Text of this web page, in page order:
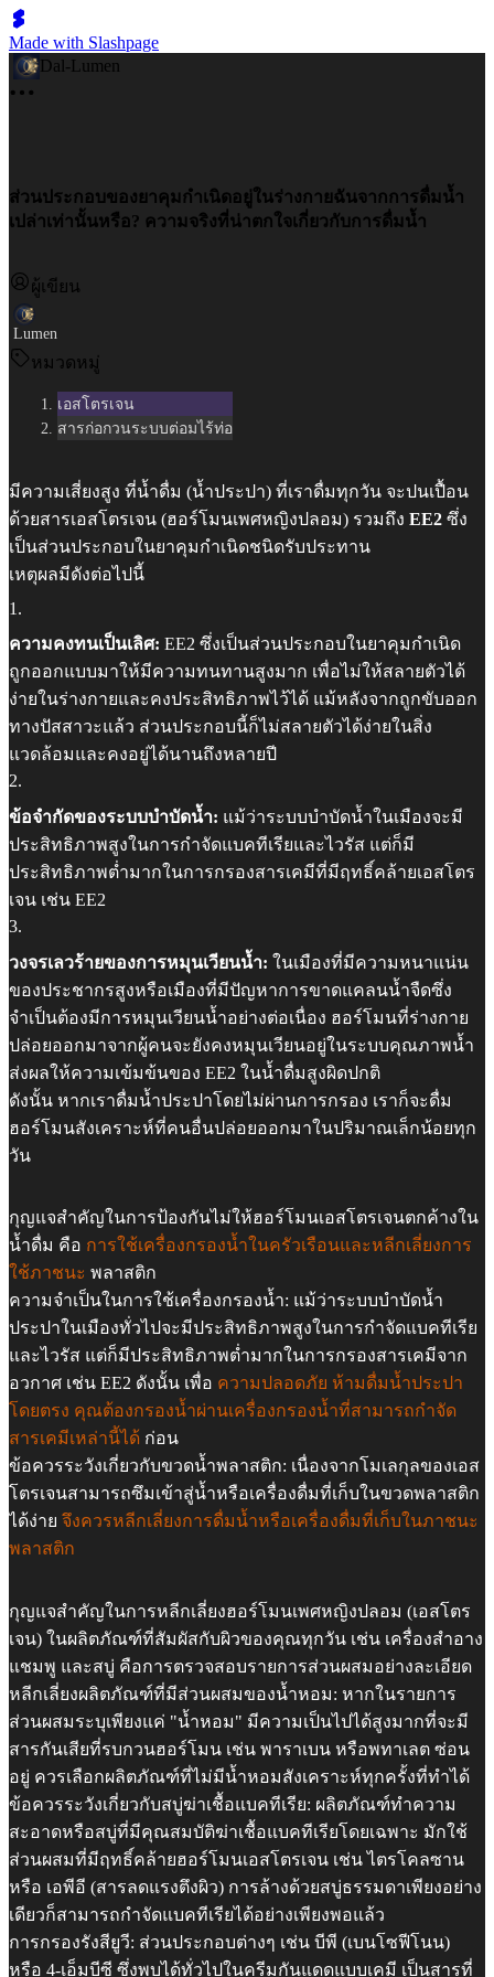
Made with Slashpage
Dal-Lumen
ส่วนประกอบของยาคุมกำเนิดอยู่ในร่างกายฉันจากการดื่มน้ำ
เปล่าเท่านั้นหรือ? ความจริงที่น่าตกใจเกี่ยวกับการดื่มน้ำ
ผู้เขียน
Lumen
หมวดหมู่
เอสโตรเจน
สารก่อกวนระบบต่อมไร้ท่อ
มีความเสี่ยงสูง ที่น้ำดื่ม (น้ำประปา) ที่เราดื่มทุกวัน จะปนเปื้อน
ด้วยสารเอสโตรเจน (ฮอร์โมนเพศหญิงปลอม) รวมถึง EE2 ซึ่ง
เป็นส่วนประกอบในยาคุมกำเนิดชนิดรับประทาน
เหตุผลมีดังต่อไปนี้
1 .
ความคงทนเป็นเลิศ: EE2 ซึ่งเป็นส่วนประกอบในยาคุมกำเนิด
ถูกออกแบบมาให้มีความทนทานสูงมาก เพื่อไม่ให้สลายตัวได้
ง่ายในร่างกายและคงประสิทธิภาพไว้ได้ แม้หลังจากถูกขับออก
ทางปัสสาวะแล้ว ส่วนประกอบนี้ก็ไม่สลายตัวได้ง่ายในสิ่ง
แวดล้อมและคงอยู่ได้นานถึงหลายปี
2.
ข้อจำกัดของระบบบำบัดน้ำ: แม้ว่าระบบบำบัดน้ำในเมืองจะมี
ประสิทธิภาพสูงในการกำจัดแบคทีเรียและไวรัส แต่ก็มี
ประสิทธิภาพต่ำมากในการกรองสารเคมีที่มีฤทธิ์คล้ายเอสโตร
เจน เช่น EE2
3.
วงจรเลวร้ายของการหมุนเวียนน้ำ: ในเมืองที่มีความหนาแน่น
ของประชากรสูงหรือเมืองที่มีปัญหาการขาดแคลนน้ำจืดซึ่ง
จำเป็นต้องมีการหมุนเวียนน้ำอย่างต่อเนื่อง ฮอร์โมนที่ร่างกาย
ปล่อยออกมาจากผู้คนจะยังคงหมุนเวียนอยู่ในระบบคุณภาพน้ำ
ส่งผลให้ความเข้มข้นของ EE2 ในน้ำดื่มสูงผิดปกติ
ดังนั้น หากเราดื่มน้ำประปาโดยไม่ผ่านการกรอง เราก็จะดื่ม
ฮอร์โมนสังเคราะห์ที่คนอื่นปล่อยออกมาในปริมาณเล็กน้อยทุก
วัน
กุญแจสำคัญในการป้องกันไม่ให้ฮอร์โมนเอสโตรเจนตกค้างใน
น้ำดื่ม คือ การใช้เครื่องกรองน้ำในครัวเรือนและหลีกเลี่ยงการ
ใช้ภาชนะ พลาสติก
ความจำเป็นในการใช้เครื่องกรองน้ำ: แม้ว่าระบบบำบัดน้ำ
ประปาในเมืองทั่วไปจะมีประสิทธิภาพสูงในการกำจัดแบคทีเรีย
และไวรัส แต่ก็มีประสิทธิภาพต่ำมากในการกรองสารเคมีจาก
อวกาศ เช่น EE2 ดังนั้น เพื่อ ความปลอดภัย ห้ามดื่มน้ำประปา
โดยตรง คุณต้องกรองน้ำผ่านเครื่องกรองน้ำที่สามารถกำจัด
สารเคมีเหล่านี้ได้ ก่อน
ข้อควรระวังเกี่ยวกับขวดน้ำพลาสติก: เนื่องจากโมเลกุลของเอส
โตรเจนสามารถซึมเข้าสู่น้ำหรือเครื่องดื่มที่เก็บในขวดพลาสติก
ได้ง่าย จึงควรหลีกเลี่ยงการดื่มน้ำหรือเครื่องดื่มที่เก็บในภาชนะ
พลาสติก
กุญแจสำคัญในการหลีกเลี่ยงฮอร์โมนเพศหญิงปลอม (เอสโตร
เจน) ในผลิตภัณฑ์ที่สัมผัสกับผิวของคุณทุกวัน เช่น เครื่องสำอาง
แชมพู และสบู่ คือการตรวจสอบรายการส่วนผสมอย่างละเอียด
หลีกเลี่ยงผลิตภัณฑ์ที่มีส่วนผสมของน้ำหอม: หากในรายการ
ส่วนผสมระบุเพียงแค่ "น้ำหอม" มีความเป็นไปได้สูงมากที่จะมี
สารกันเสียที่รบกวนฮอร์โมน เช่น พาราเบน หรือพทาเลต ซ่อน
อยู่ ควรเลือกผลิตภัณฑ์ที่ไม่มีน้ำหอมสังเคราะห์ทุกครั้งที่ทำได้
ข้อควรระวังเกี่ยวกับสบู่ฆ่าเชื้อแบคทีเรีย: ผลิตภัณฑ์ทำความ
สะอาดหรือสบู่ที่มีคุณสมบัติฆ่าเชื้อแบคทีเรียโดยเฉพาะ มักใช้
ส่วนผสมที่มีฤทธิ์คล้ายฮอร์โมนเอสโตรเจน เช่น ไตรโคลซาน
หรือ เอพีอี (สารลดแรงตึงผิว) การล้างด้วยสบู่ธรรมดาเพียงอย่าง
เดียวก็สามารถกำจัดแบคทีเรียได้อย่างเพียงพอแล้ว
การกรองรังสียูวี: ส่วนประกอบต่างๆ เช่น บีพี (เบนโซฟีโนน)
หรือ 4-เอ็มบีซี ซึ่งพบได้ทั่วไปในครีมกันแดดแบบเคมี เป็นสารที่